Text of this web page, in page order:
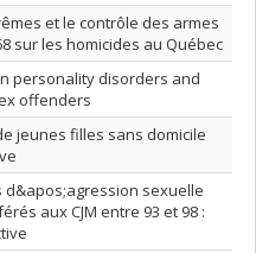
et le contrôle des armes
sur les homicides au Québec
personality disorders and
offenders
jeunes filles sans domicile
sexuelle
aux CJM entre 93 et 98 :